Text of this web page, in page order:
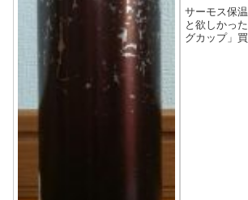
てもう考
サーモス保
と欲しかっ
グカップ」